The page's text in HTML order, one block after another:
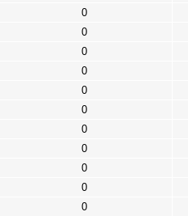
0
0
0
0
0
0
0
0
0
0
0